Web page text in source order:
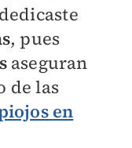
, pues
aseguran
de las
en